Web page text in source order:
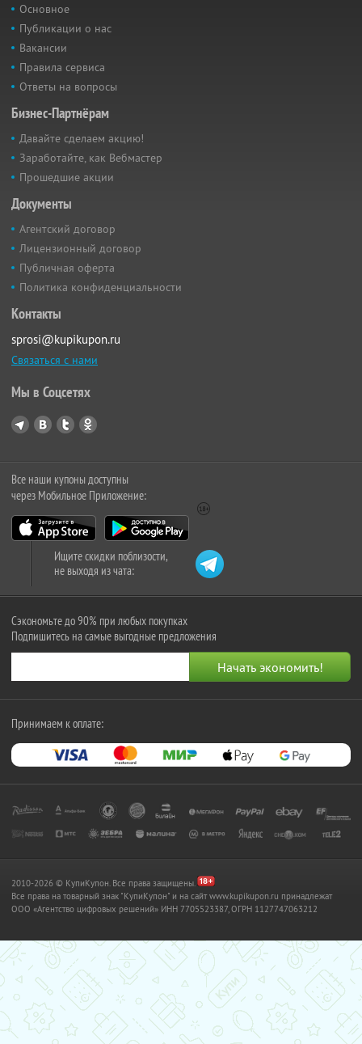
Основное
Публикации о нас
Вакансии
Правила сервиса
Ответы на вопросы
Бизнес-Партнёрам
Давайте сделаем акцию!
Заработайте, как Вебмастер
Прошедшие акции
Документы
Агентский договор
Лицензионный договор
Публичная оферта
Политика конфиденциальности
Контакты
sprosi@kupikupon.ru
Связаться с нами
Мы в Соцсетях
Все наши купоны доступны
через Мобильное Приложение:
Ищите скидки поблизости,
не выходя из чата:
Сэкономьте до 90% при любых покупках
Подпишитесь на самые выгодные предложения
Принимаем к оплате:
2010-2026 © КупиКупон. Все права защищены.
Все права на товарный знак "КупиКупон" и на сайт www.kupikupon.ru принадлежат
OOO «Агентство цифровых решений» ИНН 7705523387, ОГРН 1127747063212